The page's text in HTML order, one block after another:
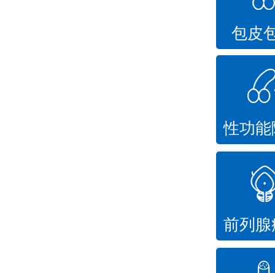
包皮
性功
前列